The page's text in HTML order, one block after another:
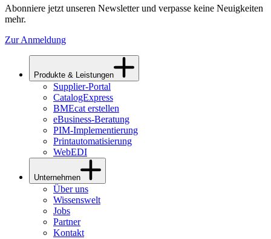
Abonniere jetzt unseren Newsletter und verpasse keine Neuigkeiten
mehr.
Zur Anmeldung
Produkte & Leistungen
Supplier-Portal
CatalogExpress
BMEcat erstellen
eBusiness-Beratung
PIM-Implementierung
Printautomatisierung
WebEDI
Unternehmen
Über uns
Wissenswelt
Jobs
Partner
Kontakt